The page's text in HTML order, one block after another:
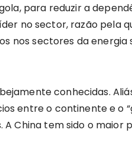
para reduzir a
no sector, razão pela
nos sectores da
conhecidas.
entre o continente e o
China tem sido o